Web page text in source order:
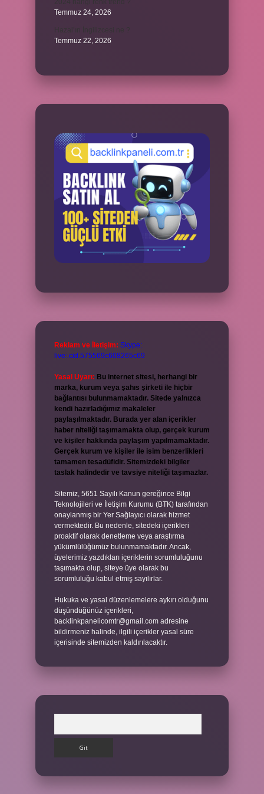
Temmuz 24, 2026
Temmuz 22, 2026
Reklam ve İletişim: Skype:
live:.cid.575569c608265c69
Yasal Uyarı: Bu internet sitesi, herhangi bir
marka, kurum veya şahıs şirketi ile hiçbir
bağlantısı bulunmamaktadır. Sitede yalnızca
kendi hazırladığımız makaleler
paylaşılmaktadır. Burada yer alan içerikler
haber niteliği taşımamakta olup, gerçek kurum
ve kişiler hakkında paylaşım yapılmamaktadır.
Gerçek kurum ve kişiler ile isim benzerlikleri
tamamen tesadüfidir. Sitemizdeki bilgiler
taslak halindedir ve tavsiye niteliği taşımazlar.
Sitemiz, 5651 Sayılı Kanun gereğince Bilgi
Teknolojileri ve İletişim Kurumu (BTK) tarafından
onaylanmış bir Yer Sağlayıcı olarak hizmet
vermektedir. Bu nedenle, sitedeki içerikleri
proaktif olarak denetleme veya araştırma
yükümlülüğümüz bulunmamaktadır. Ancak,
üyelerimiz yazdıkları içeriklerin sorumluluğunu
taşımakta olup, siteye üye olarak bu
sorumluluğu kabul etmiş sayılırlar.
Hukuka ve yasal düzenlemelere aykırı olduğunu
düşündüğünüz içerikleri,
backlinkpanelicomtr@gmail.com adresine
bildirmeniz halinde, ilgili içerikler yasal süre
içerisinde sitemizden kaldırılacaktır.